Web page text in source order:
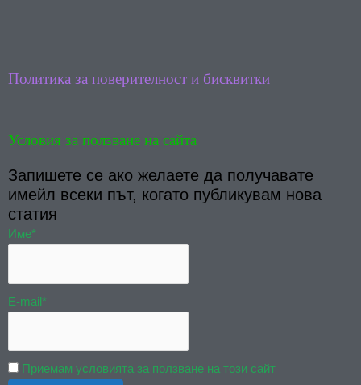
Политика за поверителност и бисквитки
Условия за ползване на сайта
Запишете се ако желаете да получавате
имейл всеки път, когато публикувам нова
статия
Име*
E-mail*
Приемам условията за ползване на този сайт